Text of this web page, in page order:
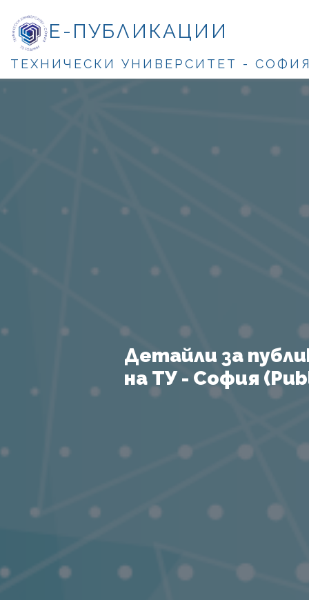
Е-ПУБЛИКАЦИИ
ТЕХНИЧЕСКИ УНИВЕРСИТЕТ -
Детайли за
на ТУ - София